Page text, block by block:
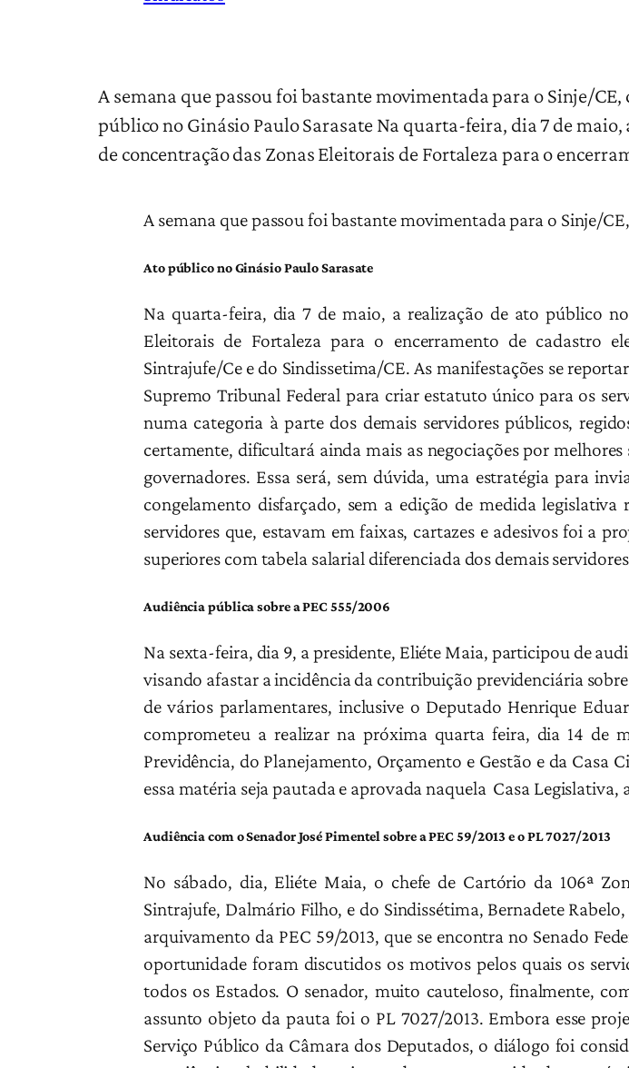
A semana que passou foi bastante movimentada para o Sinje/
público no Ginásio Paulo Sarasate Na quarta-feira, dia 7 de
de concentração das Zonas Eleitorais de Fortaleza para o
A semana que passou foi bastante movimentada para o Sinje/
Ato público no Ginásio Paulo Sarasate
Na quarta-feira, dia 7 de maio, a realização de ato público
Eleitorais de Fortaleza para o encerramento de cadastro
Sintrajufe/Ce e do Sindissetima/CE. As manifestações se
Supremo Tribunal Federal para criar estatuto único para os
numa categoria à parte dos demais servidores públicos,
certamente, dificultará ainda mais as negociações por
governadores. Essa será, sem dúvida, uma estratégia para
congelamento disfarçado, sem a edição de medida
servidores que, estavam em faixas, cartazes e adesivos foi a
superiores com tabela salarial diferenciada dos demais
Audiência pública sobre a PEC 555/2006
Na sexta-feira, dia 9, a presidente, Eliéte Maia, participou de
visando afastar a incidência da contribuição previdenciária
de vários parlamentares, inclusive o Deputado Henrique
comprometeu a realizar na próxima quarta feira, dia 14 de
Previdência, do Planejamento, Orçamento e Gestão e da Casa
essa matéria seja pautada e aprovada naquela Casa Legislativa,
Audiência com o Senador José Pimentel sobre a PEC 59/2013 e o PL 7027/2013
No sábado, dia, Eliéte Maia, o chefe de Cartório da 106ª
Sintrajufe, Dalmário Filho, e do Sindissétima, Bernadete
arquivamento da PEC 59/2013, que se encontra no Senado
oportunidade foram discutidos os motivos pelos quais os
todos os Estados. O senador, muito cauteloso, finalmente,
assunto objeto da pauta foi o PL 7027/2013. Embora esse
Serviço Público da Câmara dos Deputados, o diálogo foi